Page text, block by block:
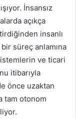
İnsansız
açıkça
insanlı
süreç anlamına
ve ticari
itibarıyla
önce uzaktan
tam otonom